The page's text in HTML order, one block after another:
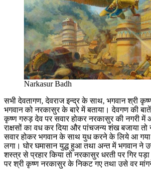
Narkasur Badh
सभी देवतागण, देवराज इन्द्र के साथ, भगवान श्री
भगवान को नरकासुर के बारे में बताया। देवगण की
कृष्ण गरुड़ देव पर सवार होकर नरकासुर की नगरी में
राक्षसों का वध कर दिया और पांचजन्य शंख बजाया तो
सवार होकर भगवान के साथ युध करने के लिये आ
लगा। घोर घमासान युद्ध हुआ तथा अन्त में भगवान ने
शस्त्र से प्रहार किया तो नरकासुर धरती पर गिर
पर श्री कृष्ण नरकासुर के निकट गए तथा उसे वर